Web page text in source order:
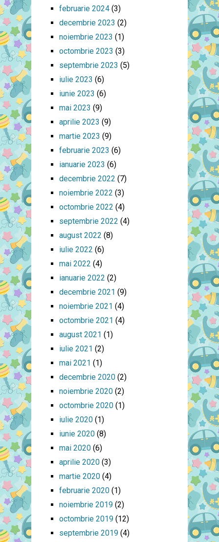
februarie 2024(3)
decembrie 2023 (2)
noiembrie 2023 (1)
octombrie 2023 (3)
septembrie 2023 (5)
iulie 2023 (6)
iunie 2023 (6)
mai 2023 (9)
aprilie 2023 (9)
martie 2023 (9)
februarie 2023 (6)
ianuarie 2023 (6)
decembrie 2022 (7)
noiembrie 2022 (3)
octombrie 2022 (4)
septembrie 2022 (4)
august 2022 (8)
iulie 2022 (6)
mai 2022 (4)
ianuarie 2022 (2)
decembrie 2021 (9)
noiembrie 2021 (4)
octombrie 2021 (4)
august 2021 (1)
iulie 2021 (2)
mai 2021 (1)
decembrie 2020(2)
noiembrie 2020(2)
octombrie 2020(1)
iulie 2020(1)
iunie 2020(8)
mai 2020(6)
aprilie 2020(3)
martie 2020(4)
februarie 2020(1)
noiembrie 2019(2)
octombrie 2019(12)
septembrie 2019(4)